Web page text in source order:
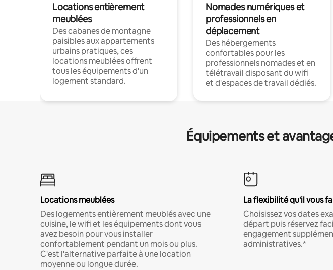
Locations entièrement
meublées
Des cabanes de montagne
paisibles aux appartements
urbains pratiques, ces
locations meublées offrent
tous les équipements d'un
logement standard.
Nomades numériques et
professionnels en
déplacement
Des hébergements
confortables pour les
professionnels nomades et en
télétravail disposant du wifi
et d'espaces de travail dédiés.
Équipements et
Locations meublées
Des logements entièrement meublés avec une
cuisine, le wifi et les équipements dont vous
avez besoin pour vous installer
confortablement pendant un mois ou plus.
C'est l'alternative parfaite à une location
moyenne ou longue durée.
La flexibilité qu'il vous
Choisissez vos dates
départ puis réservez
engagement
administratives.*